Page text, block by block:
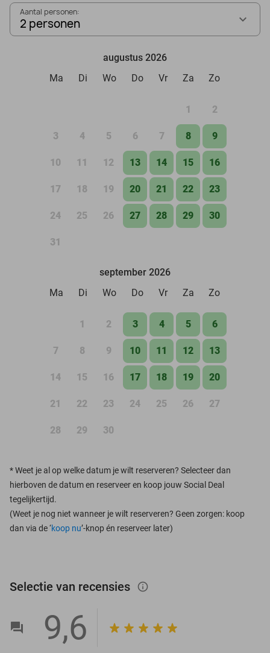
Aantal personen:
2 personen
augustus 2026
Ma
Di Wo Do Vr Za Zo
1 2
3 4 5 6 7 8 9
10 11 12 13 14 15 16
17 18 19 20 21 22 23
24 25 26 27 28 29 30
31
september 2026
Ma
Di Wo Do Vr Za Zo
1 2 3 4 5 6
7 8 9 10 11 12 13
14 15 16 17 18 19 20
21 22 23 24 25 26 27
28 29 30
*Weet je al op welke datum je wilt reserveren? Selecteer dan
hierboven de datum en reserveer en koop jouw Social Deal
tegelijkertijd.
(Weet je nog niet wanneer je wilt reserveren? Geen zorgen: koop
dan via de ‘koop nu’-knop én reserveer later)
Selectie van recensies info_outlined
9,6